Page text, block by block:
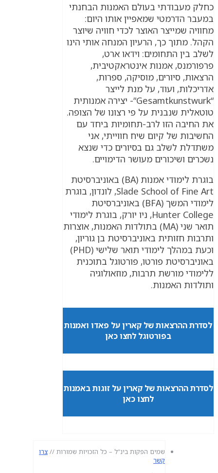
כחלק מעבודתי בעולם האמנות הבחנתי
במעבר הדרמטי שמאפיין אותו היום:
מחוויה שמייצר האוצר לכדי חוויה שיוצר
הקהל. מתוך כך, הרעיון המנחה אותי הינו
לשלב בין התחומים: וידאו ארט,
פרפורמנס, אמנות אינטראקטיבית,
הרצאות, סיורים, מוסיקה, ספרות,
אדריכלות, ועוד, על מנת לייצר
“Gesamtkunstwurk”- יצירה אמנותית
טוטאלית שנבנית על פי רצונו של הצופה.
את החיבה הזו לרב-תחומיות ביחד עם
החשיבות של קיום שיח חווייתי, אני
משתדלת לשלב גם בסיורים כדי שנצא
נשכרים ושיכורים מעושר הדימויים.
בוגרת לימודי אמנות (BA) באוניברסיטת
Slade School of Fine Art, לונדון, בוגרת
לימודי המשך (BFA) באוניברסיטת
Hunter College, ניו יורק, בוגרת לימודי
תואר שני (MA) בתולדות האמנות, אוצרות
ותרבות חזותית באוניברסיטת בן גוריון,
וכעת במהלך לימודי תואר שלישי (PHD)
באוניברסיטת פורטו, פורטוגל בתוכנית
ללימודי מורשת תרבות, מוזאולוגיה
ותולדות האמנות.
לסדרת ההרצאות של קארין על פאדו ואמנות
בפורטוגל לחצו כאן
לסדרת ההרצאות של קארין על זוגות באמנות
לחצו כאן
שמים הפקות בינ”ל – כל הזכויות שמורות // צרו
קשר